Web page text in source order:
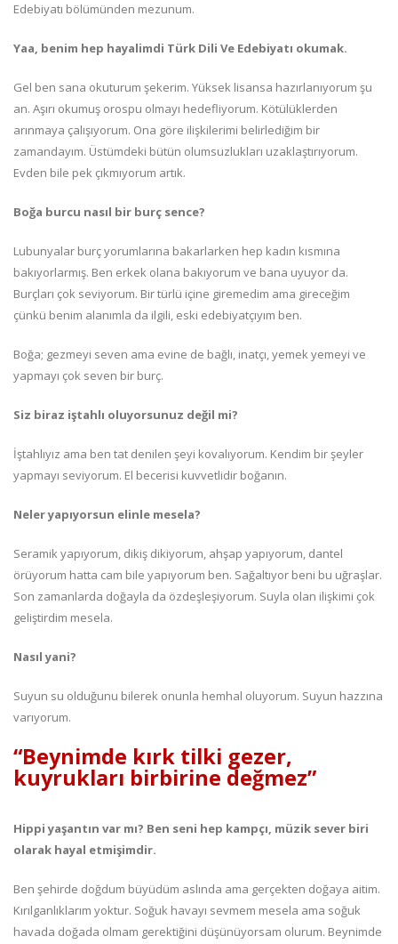
Edebiyatı bölümünden mezunum.
Yaa, benim hep hayalimdi Türk Dili Ve Edebiyatı okumak.
Gel ben sana okuturum şekerim. Yüksek lisansa hazırlanıyorum şu
an. Aşırı okumuş orospu olmayı hedefliyorum. Kötülüklerden
arınmaya çalışıyorum. Ona göre ilişkilerimi belirlediğim bir
zamandayım. Üstümdeki bütün olumsuzlukları uzaklaştırıyorum.
Evden bile pek çıkmıyorum artık.
Boğa burcu nasıl bir burç sence?
Lubunyalar burç yorumlarına bakarlarken hep kadın kısmına
bakıyorlarmış. Ben erkek olana bakıyorum ve bana uyuyor da.
Burçları çok seviyorum. Bir türlü içine giremedim ama gireceğim
çünkü benim alanımla da ilgili, eski edebiyatçıyım ben.
Boğa; gezmeyi seven ama evine de bağlı, inatçı, yemek yemeyi ve
yapmayı çok seven bir burç.
Siz biraz iştahlı oluyorsunuz değil mi?
İştahlıyız ama ben tat denilen şeyi kovalıyorum. Kendim bir şeyler
yapmayı seviyorum. El becerisi kuvvetlidir boğanın.
Neler yapıyorsun elinle mesela?
Seramik yapıyorum, dikiş dikiyorum, ahşap yapıyorum, dantel
örüyorum hatta cam bile yapıyorum ben. Sağaltıyor beni bu uğraşlar.
Son zamanlarda doğayla da özdeşleşiyorum. Suyla olan ilişkimi çok
geliştirdim mesela.
Nasıl yani?
Suyun su olduğunu bilerek onunla hemhal oluyorum. Suyun hazzına
varıyorum.
“Beynimde kırk tilki gezer,
kuyrukları birbirine değmez”
Hippi yaşantın var mı? Ben seni hep kampçı, müzik sever biri
olarak hayal etmişimdir.
Ben şehirde doğdum büyüdüm aslında ama gerçekten doğaya aitim.
Kırılganlıklarım yoktur. Soğuk havayı sevmem mesela ama soğuk
havada doğada olmam gerektiğini düşünüyorsam olurum. Beynimde